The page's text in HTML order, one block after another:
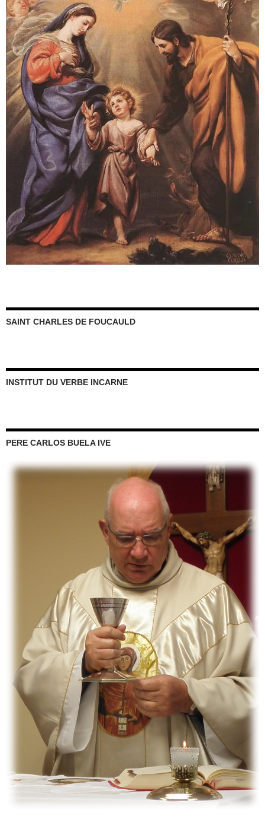
SAINT CHARLES DE FOUCAULD
INSTITUT DU VERBE INCARNE
PERE CARLOS BUELA IVE